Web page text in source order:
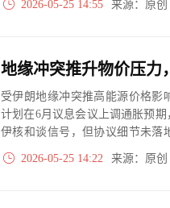
2026-05-25 14:55 来源：原
受伊朗地缘冲突推高能源价格影
计划在6月议息会议上调通胀预
伊核和谈信号，但协议细节未落
持审慎态度，将依据经济数...
2026-05-25 14:22 来源：原